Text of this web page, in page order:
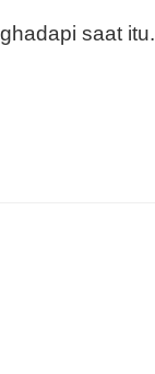
saat itu.